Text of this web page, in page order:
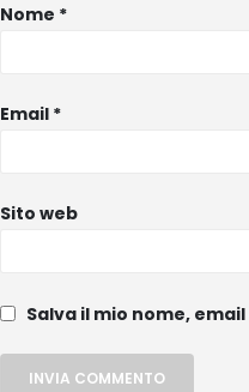
Nome *
Email *
Sito web
Salva il mio nome,